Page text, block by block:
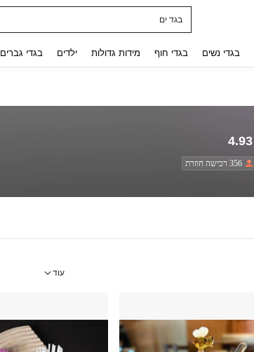
בגד ים
בגדי נשים בגדי חוף מידות גדולות ילדים בגדי גברים
4.93
356 רכישה חוזרת
עוד